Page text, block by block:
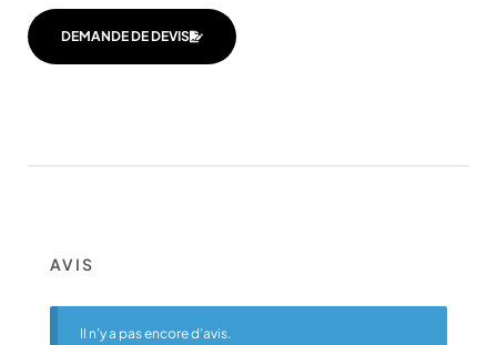
DEMANDE DE DEVIS
AVIS
Il n’y a pas encore d’avis.